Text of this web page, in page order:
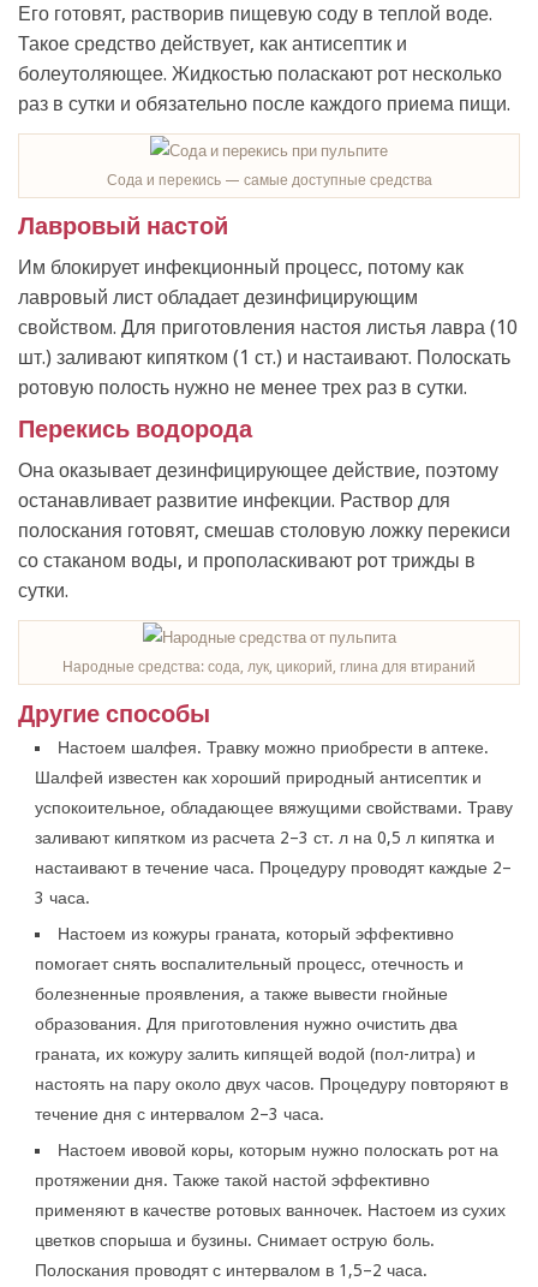
Его готовят, растворив пищевую соду в теплой воде.
Такое средство действует, как антисептик и
болеутоляющее. Жидкостью поласкают рот несколько
раз в сутки и обязательно после каждого приема пищи.
Сода и перекись — самые доступные средства
Лавровый настой
Им блокирует инфекционный процесс, потому как
лавровый лист обладает дезинфицирующим
свойством. Для приготовления настоя листья лавра (10
шт.) заливают кипятком (1 ст.) и настаивают. Полоскать
ротовую полость нужно не менее трех раз в сутки.
Перекись водорода
Она оказывает дезинфицирующее действие, поэтому
останавливает развитие инфекции. Раствор для
полоскания готовят, смешав столовую ложку перекиси
со стаканом воды, и прополаскивают рот трижды в
сутки.
Народные средства: сода, лук, цикорий, глина для втираний
Другие способы
Настоем шалфея. Травку можно приобрести в аптеке.
Шалфей известен как хороший природный антисептик и
успокоительное, обладающее вяжущими свойствами. Траву
заливают кипятком из расчета 2–3 ст. л на 0,5 л кипятка и
настаивают в течение часа. Процедуру проводят каждые 2–
3 часа.
Настоем из кожуры граната, который эффективно
помогает снять воспалительный процесс, отечность и
болезненные проявления, а также вывести гнойные
образования. Для приготовления нужно очистить два
граната, их кожуру залить кипящей водой (пол-литра) и
настоять на пару около двух часов. Процедуру повторяют в
течение дня с интервалом 2–3 часа.
Настоем ивовой коры, которым нужно полоскать рот на
протяжении дня. Также такой настой эффективно
применяют в качестве ротовых ванночек. Настоем из сухих
цветков спорыша и бузины. Снимает острую боль.
Полоскания проводят с интервалом в 1,5–2 часа.